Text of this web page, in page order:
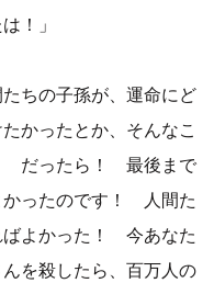
！」
ちの子孫が、運命にど
かったとか、そんなこ
だったら！ 最後まで
かったのです！ 人間た
ばよかった！ 今あなた
を殺したら、百万人の